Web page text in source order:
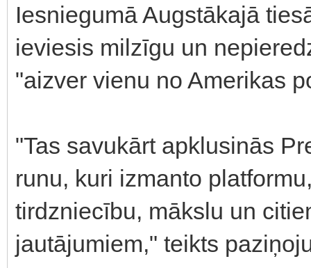
Iesniegumā Augstākajā
ieviesis milzīgu un
"aizver vienu no Amerikas
"Tas savukārt apklusinās
runu, kuri izmanto
tirdzniecību, mākslu un
jautājumiem," teikts